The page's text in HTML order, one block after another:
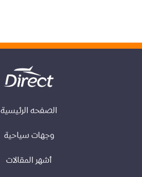
الصفحه الرئيسية
وجهات سياحية
أشهر المقالات